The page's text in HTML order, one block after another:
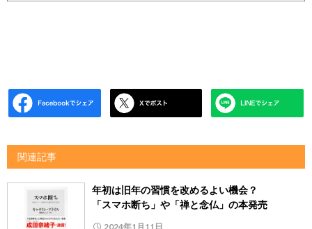
関連記事
年初は旧年の習慣を改めるよい機会？
「スマホ断ち」や「禅と念仏」の本発売
2024年1月11日